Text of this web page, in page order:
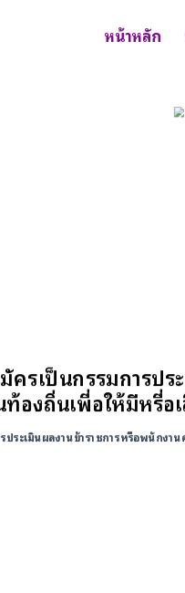
หน้าหลัก
ครเป็นกรรมการป
องถิ่นเพื่อให้มีหรื่อ
ประเมินผลงานข้าราชการหรือพนักง